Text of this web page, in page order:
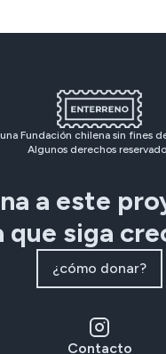
Fundación chilena sin fines
Algunos derechos
a este
que siga
¿cómo donar?
Contacto